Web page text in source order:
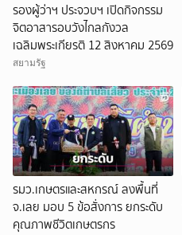
รองผู้ว่าฯ ประจวบฯ เปิดกิจกรรม
จิตอาสารอบวังไกลกังวล
เฉลิมพระเกียรติ 12 สิงหาคม 2569
สยามรัฐ
รมว.เกษตรและสหกรณ์ ลงพื้นที่
จ.เลย มอบ 5 ข้อสั่งการ ยกระดับ
คุณภาพชีวิตเกษตรกร